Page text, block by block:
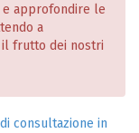
approfondire le
a
il frutto dei nostri
consultazione in